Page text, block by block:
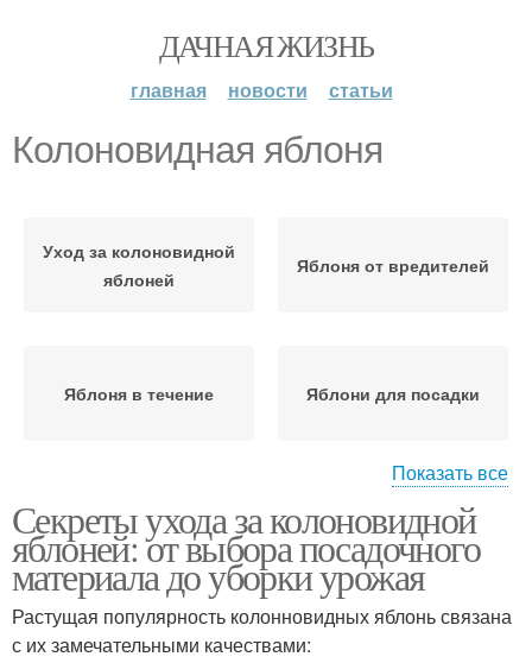
ДАЧНАЯ ЖИЗНЬ
главная новости статьи
Колоновидная яблоня
Уход за колоновидной
яблоней
Яблоня от вредителей
Яблоня в течение Яблони для посадки
Старая яблоня Колонновидная яблоня
Яблони для белоруссии
Показать все
Секреты ухода за колоновидной
яблоней: от выбора посадочного
материала до уборки урожая
Растущая популярность колонновидных яблонь связана
с их замечательными качествами: